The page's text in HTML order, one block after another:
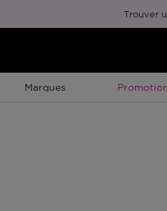
EmballageTrouver
Marques